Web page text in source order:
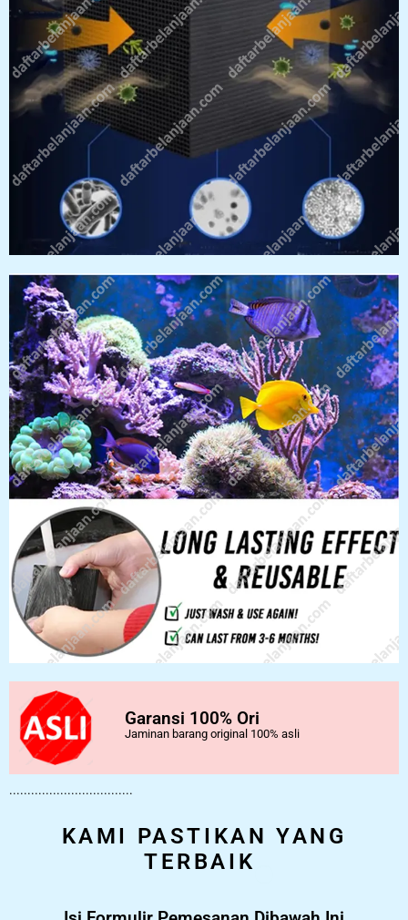
Garansi 100% Ori
Jaminan barang original 100% asli
..................................
KAMI PASTIKAN YANG
TERBAIK